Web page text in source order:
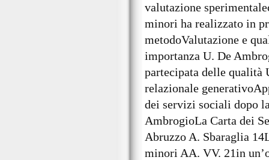
valutazione
minori ha realizzato in
metodoValutazione e
importanza U. De
partecipata delle qualità
relazionale
dei servizi sociali dopo
AmbrogioLa Carta dei
Abruzzo A. Sbaraglia
minori AA. VV. 21in